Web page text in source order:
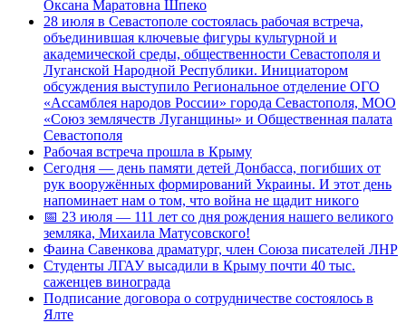
Оксана Маратовна Шпеко
28 июля в Севастополе состоялась рабочая встреча,
объединившая ключевые фигуры культурной и
академической среды, общественности Севастополя и
Луганской Народной Республики. Инициатором
обсуждения выступило Региональное отделение ОГО
«Ассамблея народов России» города Севастополя, МОО
«Союз землячеств Луганщины» и Общественная палата
Севастополя
Рабочая встреча прошла в Крыму
Сегодня — день памяти детей Донбасса, погибших от
рук вооружённых формирований Украины. И этот день
напоминает нам о том, что война не щадит никого
📅 23 июля — 111 лет со дня рождения нашего великого
земляка, Михаила Матусовского!
Фаина Савенкова драматург, член Союза писателей ЛНР
Студенты ЛГАУ высадили в Крыму почти 40 тыс.
саженцев винограда
Подписание договора о сотрудничестве состоялось в
Ялте